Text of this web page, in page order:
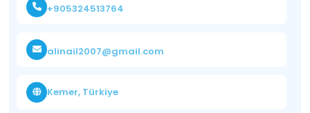
+905324513764
alinail2007@gmail.com
Kemer, Türkiye